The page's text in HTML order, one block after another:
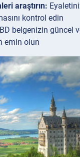
araştırın:
kontrol edin
belgenizin güncel
emin olun